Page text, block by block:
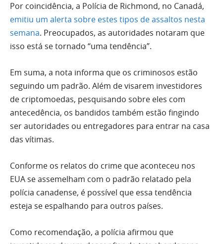
Por coincidência, a Polícia de Richmond, no Canadá,
emitiu um alerta sobre estes tipos de assaltos nesta
semana. Preocupados, as autoridades notaram que
isso está se tornado “uma tendência”.
Em suma, a nota informa que os criminosos estão
seguindo um padrão. Além de visarem investidores
de criptomoedas, pesquisando sobre eles com
antecedência, os bandidos também estão fingindo
ser autoridades ou entregadores para entrar na casa
das vítimas.
Conforme os relatos do crime que aconteceu nos
EUA se assemelham com o padrão relatado pela
polícia canadense, é possível que essa tendência
esteja se espalhando para outros países.
Como recomendação, a polícia afirmou que